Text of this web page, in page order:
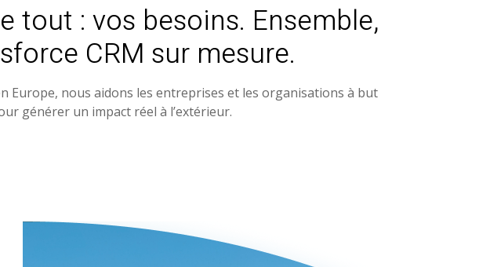
: vos besoins. Ensemble,
CRM sur mesure.
Europe, nous aidons les entreprises et les organisations à but
générer un impact réel à l’extérieur.